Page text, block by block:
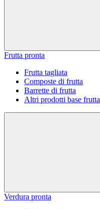
Frutta pronta
Frutta tagliata
Composte di frutta
Barrette di frutta
Altri prodotti base frutta
Verdura pronta